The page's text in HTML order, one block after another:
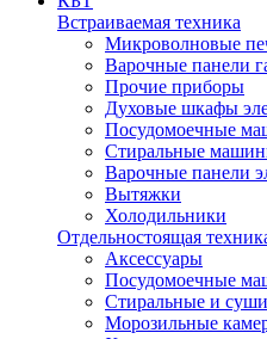
Встраиваемая техника
Микроволновые
Варочные панели
Прочие приборы
Духовые шкафы
Посудомоечные
Стиральные
Варочные панели
Вытяжки
Холодильники
Отдельностоящая
Аксессуары
Посудомоечные
Стиральные и
Морозильные